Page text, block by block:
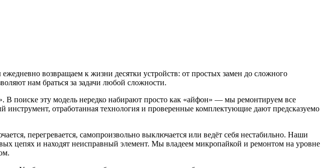
возвращаем к жизни десятки устройств: от простых замен до сложного
нам браться за задачи любой сложности.
В поиске эту модель нередко набирают просто как «айфон» — мы ремонтируем все
отработанная технология и проверенные комплектующие дают предсказуемо
перегревается, самопроизвольно выключается или ведёт себя нестабильно. Наши
цепях и находят неисправный элемент. Мы владеем микропайкой и ремонтом на уровне